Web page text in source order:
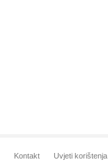
Kontakt Uvjeti korištenja